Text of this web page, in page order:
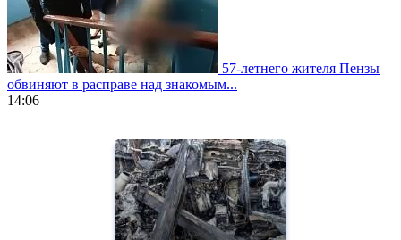
57-летнего жителя Пензы
обвиняют в расправе над знакомым...
14:06